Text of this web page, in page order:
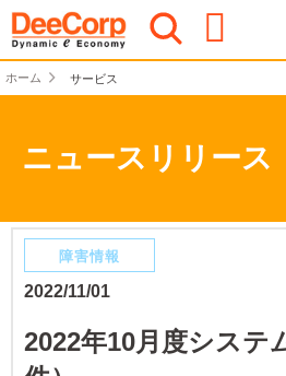
ホーム サービス
ニュースリリース
障害情報
2022/11/01
2022年10月度システ